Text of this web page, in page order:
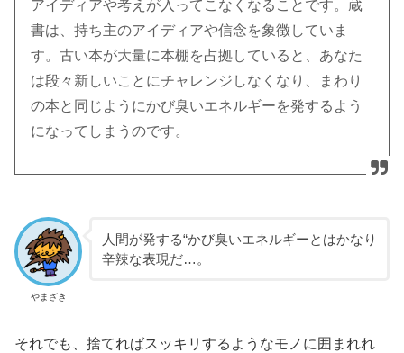
アイディアや考えが入ってこなくなることです。蔵
書は、持ち主のアイディアや信念を象徴していま
す。古い本が大量に本棚を占拠していると、あなた
は段々新しいことにチャレンジしなくなり、まわり
の本と同じようにかび臭いエネルギーを発するよう
になってしまうのです。
やまざき
人間が発する“かび臭いエネルギーとはかなり
辛辣な表現だ…。
それでも、捨てればスッキリするようなモノに囲まれれ